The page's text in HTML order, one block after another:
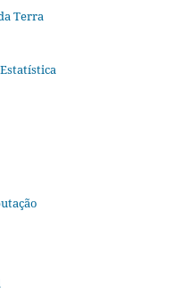
Terra